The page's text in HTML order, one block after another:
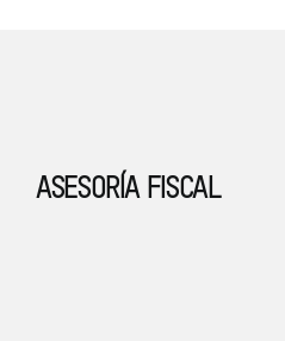
ASESORÍA FISCAL